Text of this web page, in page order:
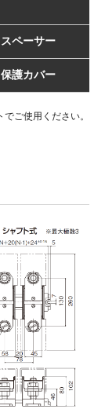
スペーサー
保護カバー
ご使用ください。